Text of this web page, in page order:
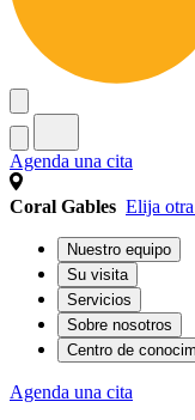
Agenda una cita
Coral Gables Elija
Nuestro equipo
Su visita
Servicios
Sobre nosotros
Centro de
Agenda una cita